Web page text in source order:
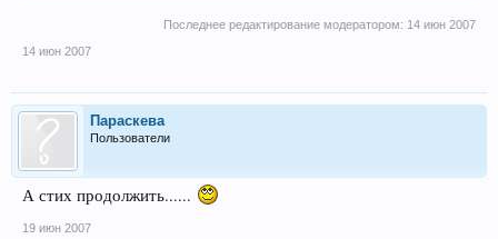
В духе В.Высоцкого (3 аккорда)
Я в лифте застрял....да еще с кобелем
Опять попадалово - думалось мне,
Глаза подымаю -с девицей вдвоем
Последнее редактирование модератором: 14 июн 2007
14 июн 2007
Параскева
Пользователи
А стих продолжить......
19 июн 2007